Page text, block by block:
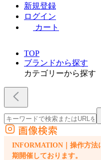
新規登録
ログイン
カート
TOP
ブランドから探す
カテゴリーから探す
外部サイトの商品をカートに追加
他のサイトで見つけた商品ページのURLを
画像検索
INFORMATION｜操作方法
期開催しております。